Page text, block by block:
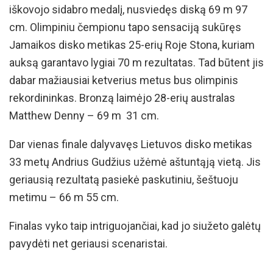
iškovojo sidabro medalį, nusviedęs diską 69 m 97
cm. Olimpiniu čempionu tapo sensaciją sukūręs
Jamaikos disko metikas 25-erių Roje Stona, kuriam
auksą garantavo lygiai 70 m rezultatas. Tad būtent jis
dabar mažiausiai ketverius metus bus olimpinis
rekordininkas. Bronzą laimėjo 28-erių australas
Matthew Denny – 69 m 31 cm.
Dar vienas finale dalyvavęs Lietuvos disko metikas
33 metų Andrius Gudžius užėmė aštuntąją vietą. Jis
geriausią rezultatą pasiekė paskutiniu, šeštuoju
metimu – 66 m 55 cm.
Finalas vyko taip intriguojančiai, kad jo siužeto galėtų
pavydėti net geriausi scenaristai.